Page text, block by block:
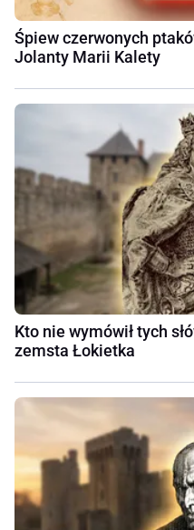
Śpiew czerwonych
Jolanty Marii Kalety
Kto nie wymówił tych
zemsta Łokietka